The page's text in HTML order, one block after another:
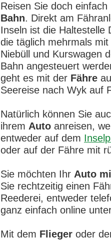
Reisen Sie doch
Bahn. Direkt am
Inseln ist die Haltestelle
die täglich mehrmals
Niebüll und Kurswagen
Bahn angesteuert
geht es mit der Fähre
Seereise nach Wyk auf
Natürlich können Sie
ihrem Auto anreisen,
entweder auf dem
oder auf der Fähre mit
Sie möchten Ihr Auto
Sie rechtzeitig einen
Reederei, entweder
ganz einfach online
Mit dem Flieger oder